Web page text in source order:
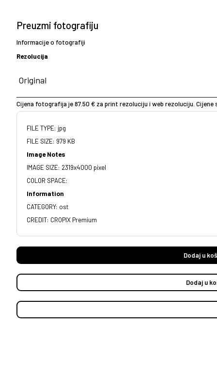
Preuzmi fotografiju
Informacije o fotografiji
Rezolucija
Cijena fotografija je 87.50 € za print rezoluciju i web rezoluciju. Cijene
FILE TYPE: jpg
FILE SIZE: 979 KB
Image Notes
IMAGE SIZE: 2319x4000 pixel
COLOR SPACE:
Information
CATEGORY: ost
CREDIT: CROPIX Premium
Dodaj u
Dodaj u